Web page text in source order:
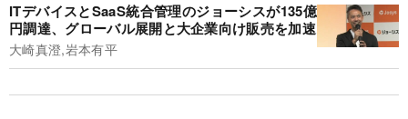
ITデバイスとSaaS統合管理のジョーシスが135億
円調達、グローバル展開と大企業向け販売を加速
大崎真澄,岩本有平